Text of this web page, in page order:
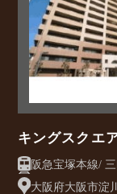
キングスクエ
ェリス2番館
大阪府大阪市淀